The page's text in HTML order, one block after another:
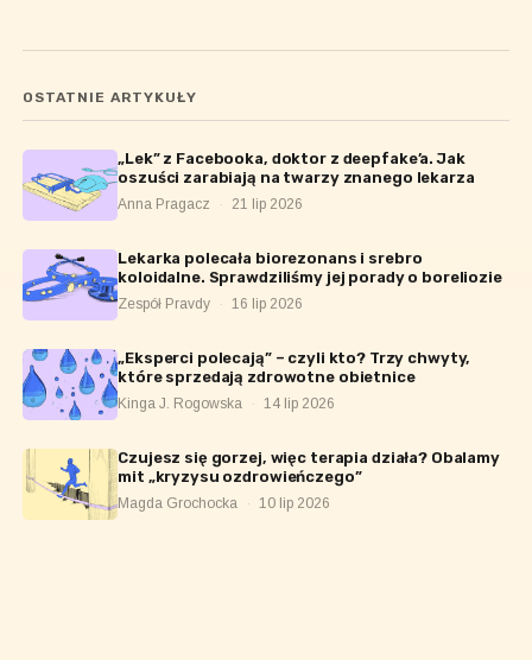
OSTATNIE ARTYKUŁY
„Lek” z Facebooka, doktor z deepfake’a. Jak
oszuści zarabiają na twarzy znanego lekarza
Anna Pragacz · 21 lip 2026
Lekarka polecała biorezonans i srebro
koloidalne. Sprawdziliśmy jej porady o boreliozie
Zespół Pravdy · 16 lip 2026
„Eksperci polecają” – czyli kto? Trzy chwyty,
które sprzedają zdrowotne obietnice
Kinga J. Rogowska · 14 lip 2026
Czujesz się gorzej, więc terapia działa? Obalamy
mit „kryzysu ozdrowieńczego”
Magda Grochocka · 10 lip 2026